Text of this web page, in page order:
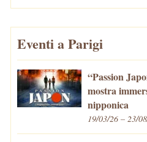
Eventi a Parigi
“Passion
mostra
nipponica
19/03/26 – 23/